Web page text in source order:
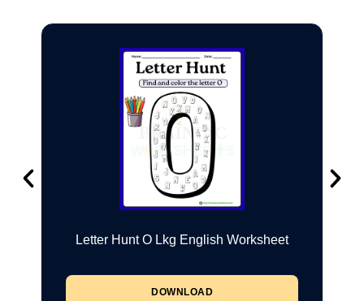
Letter Hunt O Lkg English Worksheet
DOWNLOAD